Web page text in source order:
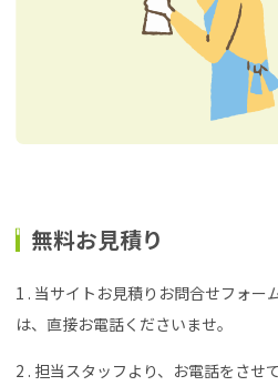
無料お見積り
1 . 当サイトお見積りお問合せフォー
は、直接お電話くださいませ。
2 . 担当スタッフより、お電話をさせ